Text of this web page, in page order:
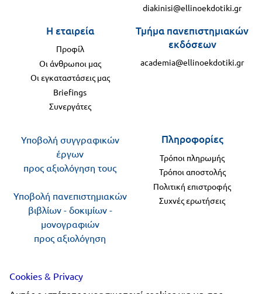
diakinisi@ellinoekdotiki.gr
Η εταιρεία
Προφίλ
Οι άνθρωποι μας
Οι εγκαταστάσεις μας
Briefings
Συνεργάτες
Τμήμα πανεπιστημιακών
εκδόσεων
academia@ellinoekdotiki.gr
Πληροφορίες
Τρόποι πληρωμής
Τρόποι αποστολής
Πολιτική επιστροφής
Συχνές ερωτήσεις
Υποβολή συγγραφικών
έργων
προς αξιολόγηση τους
Υποβολή πανεπιστημιακών
βιβλίων - δοκιμίων -
μονογραφιών
προς αξιολόγηση
Cookies & Privacy